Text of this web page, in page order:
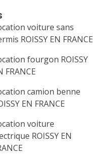
voiture sans
ROISSY EN FRANCE
fourgon ROISSY
FRANCE
camion benne
EN FRANCE
voiture
ROISSY EN